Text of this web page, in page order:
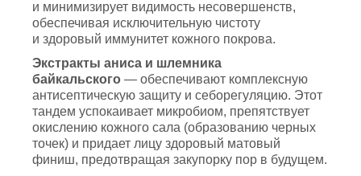
и минимизирует видимость несовершенств,
обеспечивая исключительную чистоту
и здоровый иммунитет кожного покрова.
Экстракты аниса и шлемника
байкальского — обеспечивают комплексную
антисептическую защиту и себорегуляцию. Этот
тандем успокаивает микробиом, препятствует
окислению кожного сала (образованию черных
точек) и придает лицу здоровый матовый
финиш, предотвращая закупорку пор в будущем.